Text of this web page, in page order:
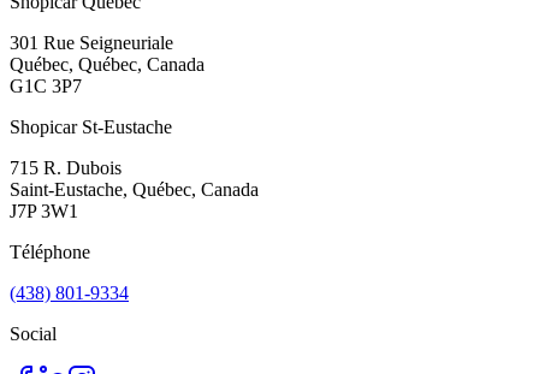
301 Rue Seigneuriale
Québec, Québec, Canada
G1C 3P7
Shopicar St-Eustache
715 R. Dubois
Saint-Eustache, Québec, Canada
J7P 3W1
Téléphone
(438) 801-9334
Social